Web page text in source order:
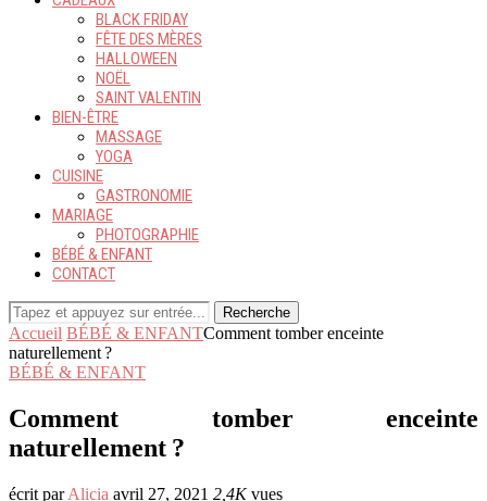
BLACK FRIDAY
FÊTE DES MÈRES
HALLOWEEN
NOËL
SAINT VALENTIN
BIEN-ÊTRE
MASSAGE
YOGA
CUISINE
GASTRONOMIE
MARIAGE
PHOTOGRAPHIE
BÉBÉ & ENFANT
CONTACT
Recherche
Accueil BÉBÉ & ENFANTComment tomber enceinte
naturellement ?
BÉBÉ & ENFANT
Comment tomber enceinte
naturellement ?
écrit parAlicia avril 27, 2021 2,4Kvues